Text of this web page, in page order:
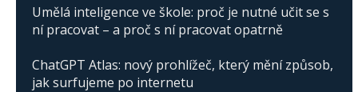
Umělá inteligence ve škole: proč je nutné učit se s
ní pracovat – a proč s ní pracovat opatrně
ChatGPT Atlas: nový prohlížeč, který mění způsob,
jak surfujeme po internetu